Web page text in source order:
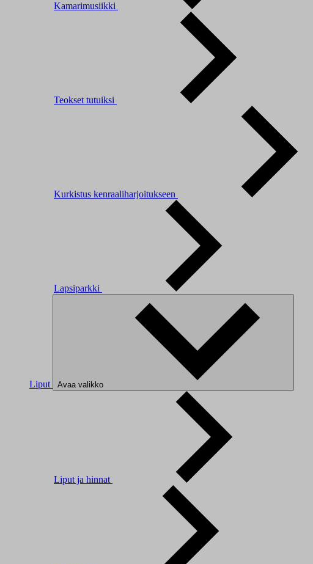
Kamarimusiikki
Teokset tutuiksi
Kurkistus kenraaliharjoitukseen
Lapsiparkki
Liput Avaa valikko
Liput ja hinnat